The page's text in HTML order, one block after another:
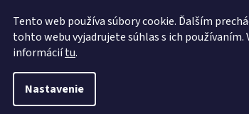
Tento web používa súbory cookie. Ďalším
tohto webu vyjadrujete súhlas s ich používaním.
informáciítu.
Nastavenie
⚠️ UPOZORNENIE – Fazuľa biela